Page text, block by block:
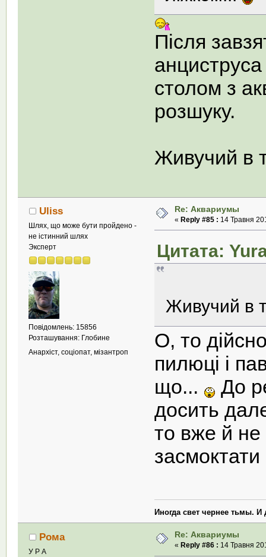
Після
анциструса
столом з
розшуку.
Живучий в
Uliss
Шлях, що може бути пройдено -
не істинний шлях
Эксперт
Повідомлень: 15856
Розташування: Глобине
Анархіст, соціопат, мізантроп
Re: Аквариумы
« Reply #85 : 14 Травня
Цитата:
Живучий в
О, то
пилюці і
що...
До
досить
то вже й
Иногда свет чернее тьмы.
Рома
У Р А
Re: Аквариумы
« Reply #86 : 14 Травня